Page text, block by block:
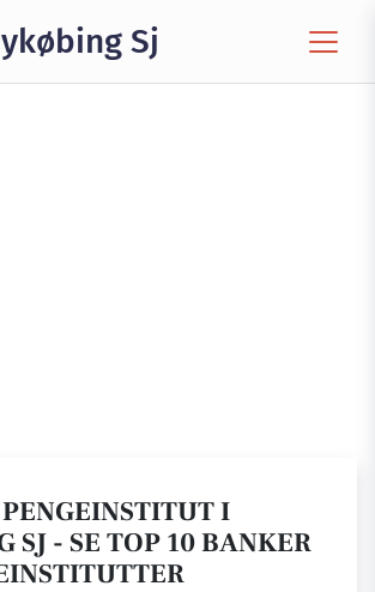
Sj
I
SJ - SE TOP 10 BANKER